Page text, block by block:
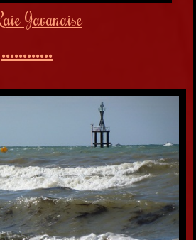
Javanaise
............